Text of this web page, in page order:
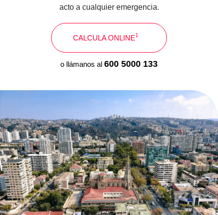
acto a cualquier emergencia.
CALCULA ONLINE1
o llámanos al 600 5000 133